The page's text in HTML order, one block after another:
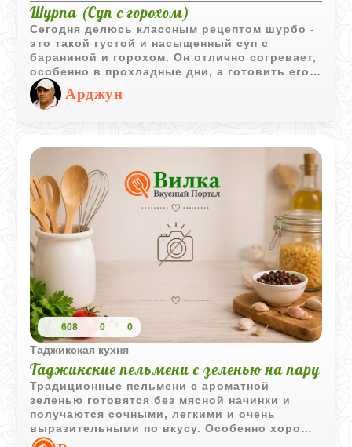
Шурпа (Суп с горохом)
Сегодня делюсь классным рецептом шурбо -
это такой густой и насыщенный суп с
бараниной и горохом. Он отлично согревает,
особенно в прохладные дни, а готовить его
одно удовольствие. Вкус получается по-
настоящему домашним, наваристым, а мясо
буквально тает во рту.
Арджун
608 0 0
Таджикская кухня
Таджикские пельмени с зеленью на пару
Традиционные пельмени с ароматной
зеленью готовятся без мясной начинки и
получаются сочными, легкими и очень
выразительными по вкусу. Особенно хорошо
они сочетаются со сметаной или кислым